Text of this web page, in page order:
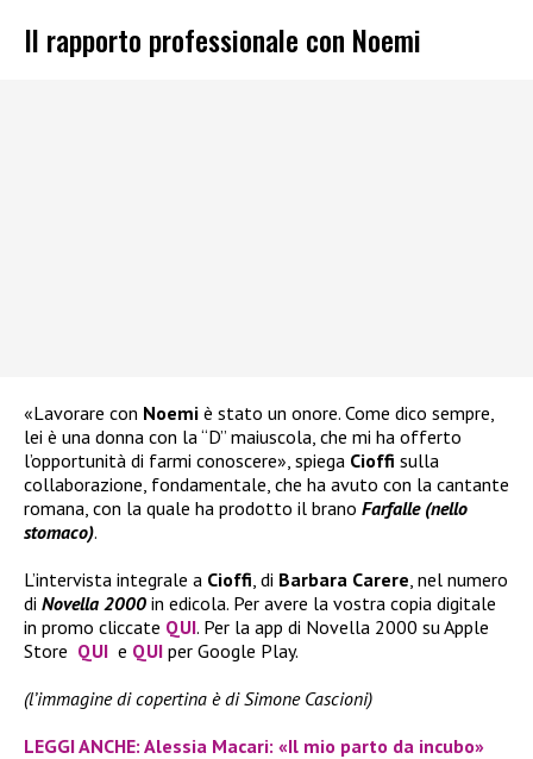
Il rapporto professionale con Noemi
«Lavorare con Noemi è stato un onore. Come dico sempre,
lei è una donna con la “D” maiuscola, che mi ha offerto
l’opportunità di farmi conoscere», spiega Cioffi sulla
collaborazione, fondamentale, che ha avuto con la cantante
romana, con la quale ha prodotto il brano Farfalle (nello
stomaco).
L’intervista integrale a Cioffi , di Barbara Carere , nel numero
di Novella 2000 in edicola. Per avere la vostra copia digitale
in promo cliccate QUI. Per la app di Novella 2000 su Apple
Store QUI e QUI per Google Play.
(l’immagine di copertina è di Simone Cascioni)
LEGGI ANCHE: Alessia Macari: «Il mio parto da incubo»